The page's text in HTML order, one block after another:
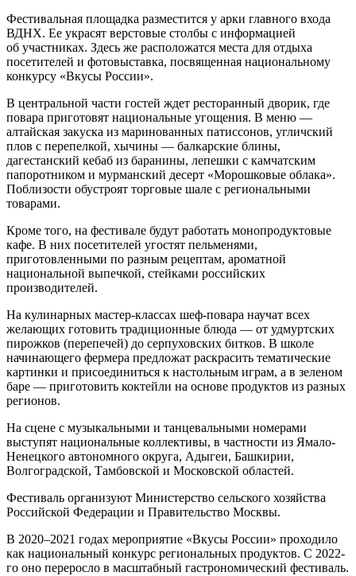
Фестивальная площадка разместится у арки главного входа
ВДНХ. Ее украсят верстовые столбы с информацией
об участниках. Здесь же расположатся места для отдыха
посетителей и фотовыставка, посвященная национальному
конкурсу «Вкусы России».
В центральной части гостей ждет ресторанный дворик, где
повара приготовят национальные угощения. В меню —
алтайская закуска из маринованных патиссонов, угличский
плов с перепелкой, хычины — балкарские блины,
дагестанский кебаб из баранины, лепешки с камчатским
папоротником и мурманский десерт «Морошковые облака».
Поблизости обустроят торговые шале с региональными
товарами.
Кроме того, на фестивале будут работать монопродуктовые
кафе. В них посетителей угостят пельменями,
приготовленными по разным рецептам, ароматной
национальной выпечкой, стейками российских
производителей.
На кулинарных мастер-классах шеф-повара научат всех
желающих готовить традиционные блюда — от удмуртских
пирожков (перепечей) до серпуховских битков. В школе
начинающего фермера предложат раскрасить тематические
картинки и присоединиться к настольным играм, а в зеленом
баре — приготовить коктейли на основе продуктов из разных
регионов.
На сцене с музыкальными и танцевальными номерами
выступят национальные коллективы, в частности из Ямало-
Ненецкого автономного округа, Адыгеи, Башкирии,
Волгоградской, Тамбовской и Московской областей.
Фестиваль организуют Министерство сельского хозяйства
Российской Федерации и Правительство Москвы.
В 2020–2021 годах мероприятие «Вкусы России» проходило
как национальный конкурс региональных продуктов. С 2022-
го оно переросло в масштабный гастрономический фестиваль.